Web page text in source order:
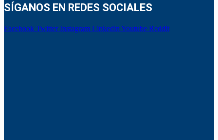
SÍGANOS EN REDES SOCIALES
Facebook Twitter Instagram Linkedin Youtube Reddit